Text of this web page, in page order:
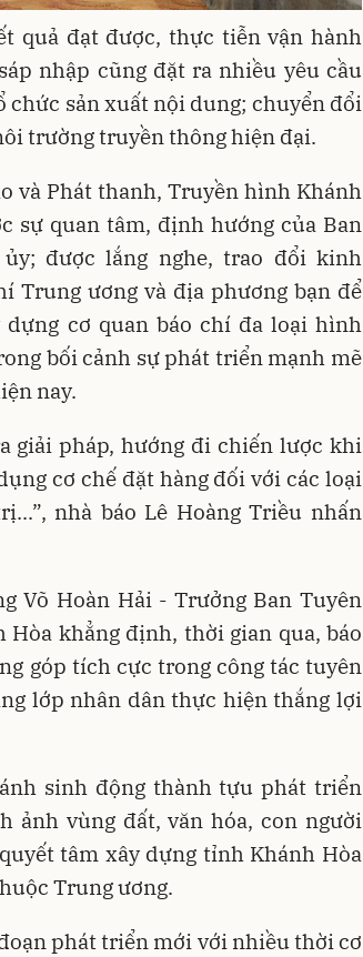
quả đạt được, thực tiễn vận hành
nhập cũng đặt ra nhiều yêu cầu
sản xuất nội dung; chuyển đổi
trường truyền thông hiện đại.
và Phát thanh, Truyền hình Khánh
sự quan tâm, định hướng của Ban
được lắng nghe, trao đổi kinh
Trung ương và địa phương bạn để
cơ quan báo chí đa loại hình
bối cảnh sự phát triển mạnh mẽ
nay.
giải pháp, hướng đi chiến lược khi
cơ chế đặt hàng đối với các loại
nhà báo Lê Hoàng Triều nhấn
Võ Hoàn Hải - Trưởng Ban Tuyên
Hòa khẳng định, thời gian qua, báo
góp tích cực trong công tác tuyên
lớp nhân dân thực hiện thắng lợi
sinh động thành tựu phát triển
ảnh vùng đất, văn hóa, con người
tâm xây dựng tỉnh Khánh Hòa
Trung ương.
phát triển mới với nhiều thời cơ